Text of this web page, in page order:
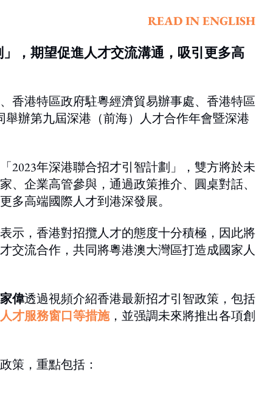
READ IN ENGLISH
，期望促進人才交流溝通，吸引更多高
香港特區政府駐粵經濟貿易辦事處、香港特區
辦第九屆深港（前海）人才合作年會暨深港
2023年深港聯合招才引智計劃」，雙方將於未
企業高管參與，通過政策推介、圓桌對話、
多高端國際人才到港深發展。
示，香港對招攬人才的態度十分積極，因此將
交流合作，共同將粵港澳大灣區打造成國家人
偉透過視頻介紹香港最新招才引智政策，包括
才服務窗口等措施，並强調未來將推出各項創
策，重點包括：